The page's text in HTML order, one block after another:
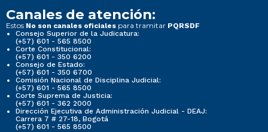
Canales de atención:
Estos No son canales oficiales para tramitar PQRSDF
Consejo Superior de la Judicatura:
(+57) 601 - 565 8500
Corte Constitucional:
(+57) 601 - 350 6200
Consejo de Estado:
(+57) 601 - 350 6700
Comisión Nacional de Disciplina Judicial:
(+57) 601 - 565 8500
Corte Suprema de Justicia:
(+57) 601 - 362 2000
Dirección Ejecutiva de Administración Judicial - DEAJ:
Carrera 7 # 27-18, Bogotá
(+57) 601 - 565 8500